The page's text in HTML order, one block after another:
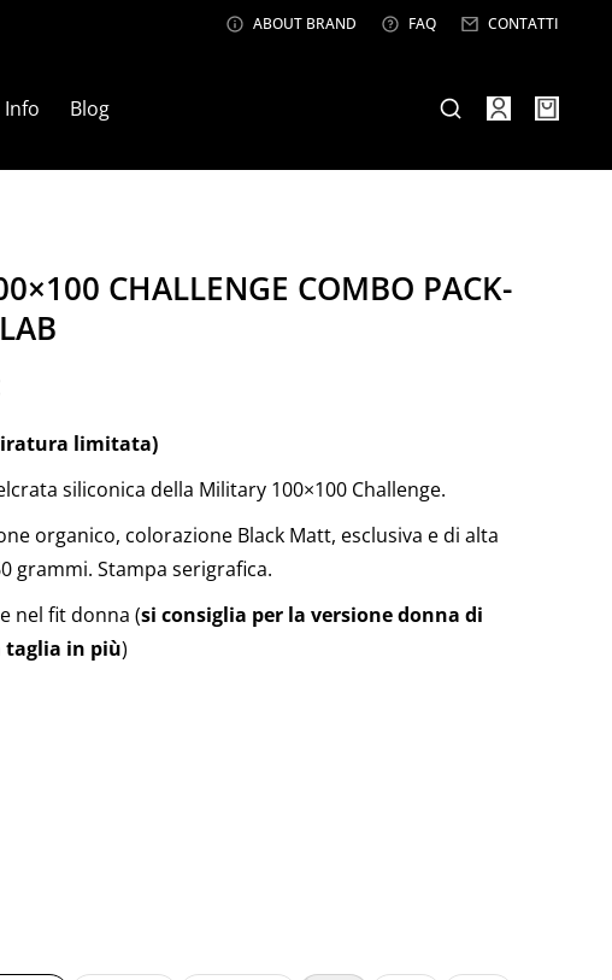
ABOUT BRAND FAQ CONTATTI
Info Blog
CHALLENGE COMBO PACK-
limitata)
siliconica della Military 100×100 Challenge.
organico, colorazione Black Matt, esclusiva e di alta
grammi. Stampa serigrafica.
nel fit donna (si consiglia per la versione donna di
taglia in più)